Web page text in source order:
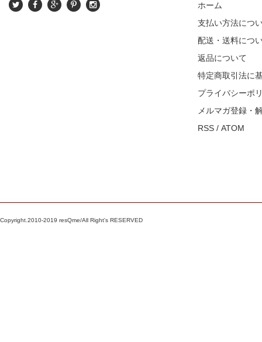
ホーム
支払い方法につ
配送・送料につ
返品について
特定商取引法に
プライバシーポ
メルマガ登録・
RSS / ATOM
Copyright.2010-2019 resQme/All Right's RESERVED